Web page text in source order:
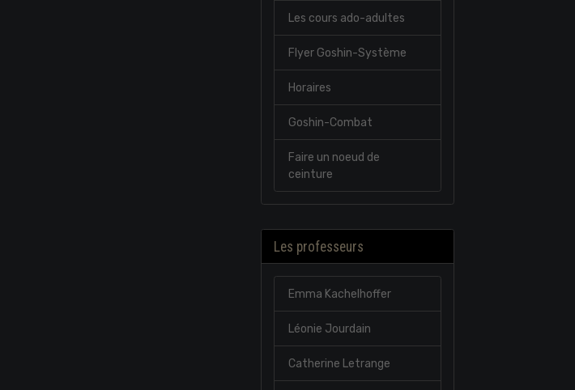
Les cours ado-adultes
Flyer Goshin-Système
Horaires
Goshin-Combat
Faire un noeud de
ceinture
Les professeurs
Emma Kachelhoffer
Léonie Jourdain
Catherine Letrange